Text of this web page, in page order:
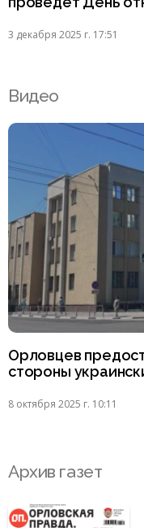
3 декабря 2025 г. 17:51
Видео
Орловцев
стороны
8 октября 2025 г. 10:11
Архив газет